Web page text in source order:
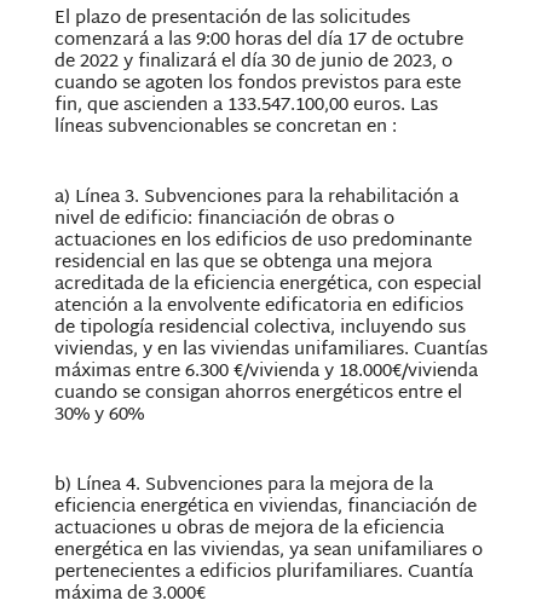
El plazo de presentación de las solicitudes
comenzará a las 9:00 horas del día 17 de octubre
de 2022 y finalizará el día 30 de junio de 2023, o
cuando se agoten los fondos previstos para este
fin, que ascienden a 133.547.100,00 euros. Las
líneas subvencionables se concretan en :
a) Línea 3. Subvenciones para la rehabilitación a
nivel de edificio: financiación de obras o
actuaciones en los edificios de uso predominante
residencial en las que se obtenga una mejora
acreditada de la eficiencia energética, con especial
atención a la envolvente edificatoria en edificios
de tipología residencial colectiva, incluyendo sus
viviendas, y en las viviendas unifamiliares. Cuantías
máximas entre 6.300 €/vivienda y 18.000€/vivienda
cuando se consigan ahorros energéticos entre el
30% y 60%
b) Línea 4. Subvenciones para la mejora de la
eficiencia energética en viviendas, financiación de
actuaciones u obras de mejora de la eficiencia
energética en las viviendas, ya sean unifamiliares o
pertenecientes a edificios plurifamiliares. Cuantía
máxima de 3.000€